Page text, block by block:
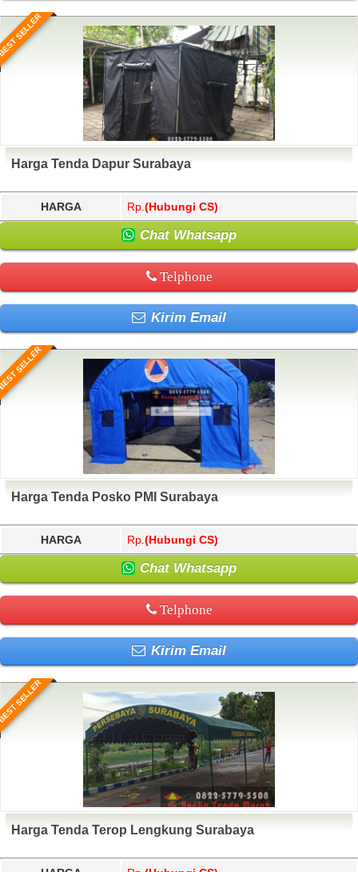
SELLER
Harga Tenda Dapur Surabaya
HARGA Rp. (Hubungi CS)
Chat Whatsapp
Telphone
Kirim Email
SELLER
Harga Tenda Posko PMI Surabaya
HARGA Rp. (Hubungi CS)
Chat Whatsapp
Telphone
Kirim Email
SELLER
Harga Tenda Terop Lengkung Surabaya